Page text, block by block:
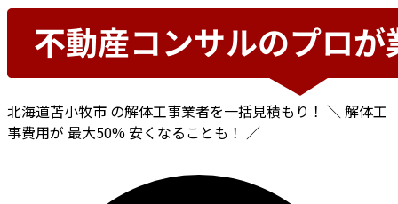
北海道苫小牧市 の解体工事業者を一括見積もり！ ＼ 解体工
事費用が 最大50%安くなることも！ ／